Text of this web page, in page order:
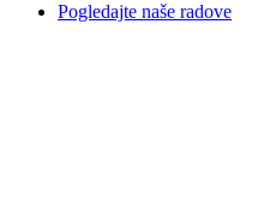
Pogledajte naše radove